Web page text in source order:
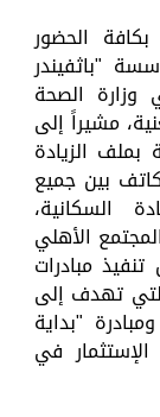
الحضور
"باثفيندر
وزارة الصحة
مشيراً إلى
بملف الزيادة
بين جميع
السكانية،
الأهلي
مبادرات
تهدف إلى
"بداية
في